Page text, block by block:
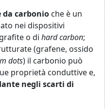
da carbonio che è un
nei dispositivi
o di hard carbon;
(grafene, ossido
dots) il carbonio può
proprietà conduttive e,
negli scarti di